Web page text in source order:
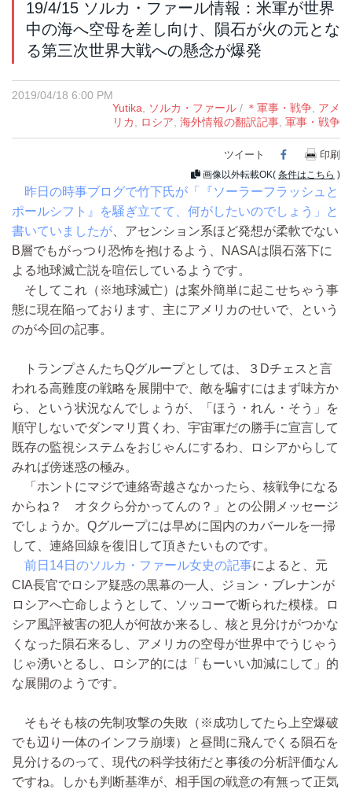
19/4/15 ソルカ・ファール情報：米軍が世界
中の海へ空母を差し向け、隕石が火の元とな
る第三次世界大戦への懸念が爆発
2019/04/18 6:00 PM
Yutika
ソルカ・ファール / ＊軍事・戦争 アメ
リカ
ロシア 海外情報の翻訳記事 軍事・戦争
ツイート Facebook
印刷
画像以外転載OK( 条件はこちら )
昨日の時事ブログで竹下氏が「『ソーラーフラッシュと
ポールシフト』を騒ぎ立てて、何がしたいのでしょう」と
書いていましたが 、アセンション系ほど発想が柔軟でない
B層でもがっつり恐怖を抱けるよう、NASAは隕石落下に
よる地球滅亡説を喧伝しているようです。
そしてこれ（※地球滅亡）は案外簡単に起こせちゃう事
態に現在陥っております、主にアメリカのせいで、という
のが今回の記事。
トランプさんたちQグループとしては、３Dチェスと言
われる高難度の戦略を展開中で、敵を騙すにはまず味方か
ら、という状況なんでしょうが、「ほう・れん・そう」を
順守しないでダンマリ貫くわ、宇宙軍だの勝手に宣言して
既存の監視システムをおじゃんにするわ、ロシアからして
みれば傍迷惑の極み。
「ホントにマジで連絡寄越さなかったら、核戦争になる
からね？ オタクら分かってんの？」との公開メッセージ
でしょうか。Qグループには早めに国内のカバールを一掃
して、連絡回線を復旧して頂きたいものです。
前日14日のソルカ・ファール女史の記事によると、元
CIA長官でロシア疑惑の黒幕の一人、ジョン・ブレナンが
ロシアへ亡命しようとして、ソッコーで断られた模様。ロ
シア風評被害の犯人が何故か来るし、核と見分けがつかな
くなった隕石来るし、アメリカの空母が世界中でうじゃう
じゃ湧いとるし、ロシア的には「もーいい加減にして」的
な展開のようです。
そもそも核の先制攻撃の失敗（※成功してたら上空爆破
でも辺り一体のインフラ崩壊）と昼間に飛んでくる隕石を
見分けるのって、現代の科学技術だと事後の分析評価なん
ですね。しかも判断基準が、相手国の戦意の有無って正気